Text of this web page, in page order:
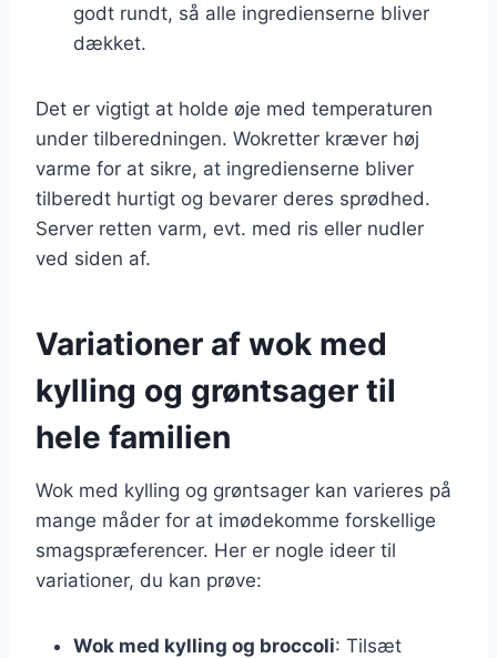
godt rundt, så alle ingredienserne bliver
dækket.
Det er vigtigt at holde øje med temperaturen
under tilberedningen. Wokretter kræver høj
varme for at sikre, at ingredienserne bliver
tilberedt hurtigt og bevarer deres sprødhed.
Server retten varm, evt. med ris eller nudler
ved siden af.
Variationer af wok med
kylling og grøntsager til
hele familien
Wok med kylling og grøntsager kan varieres på
mange måder for at imødekomme forskellige
smagspræferencer. Her er nogle ideer til
variationer, du kan prøve:
Wok med kylling og broccoli: Tilsæt